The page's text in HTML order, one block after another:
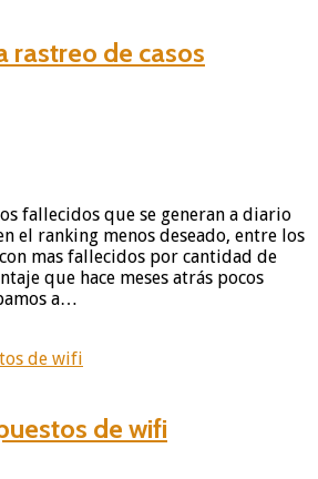
rastreo de casos
fallecidos que se generan a diario
el ranking menos deseado, entre los
mas fallecidos por cantidad de
que hace meses atrás pocos
a…
de wifi